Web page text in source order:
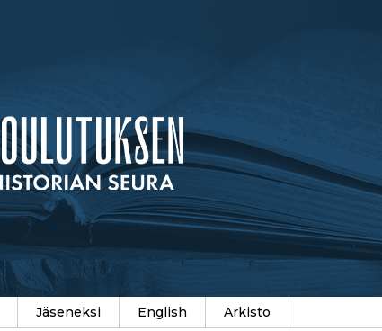
Jäseneksi English Arkisto